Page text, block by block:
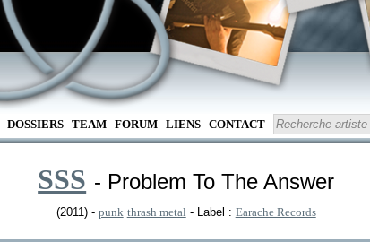
DOSSIERS TEAM FORUM LIENS CONTACT
SSS - Problem To The Answer
(2011) - punk thrash metal - Label : Earache Records